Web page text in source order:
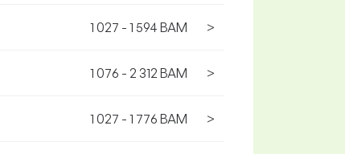
1 027 - 1 594 BAM >
1 076 - 2 312 BAM >
1 027 - 1 776 BAM >